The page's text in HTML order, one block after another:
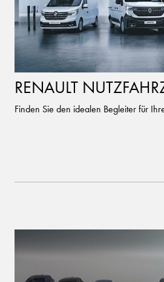
RENAULT
Finden Sie den idealen Begleiter für